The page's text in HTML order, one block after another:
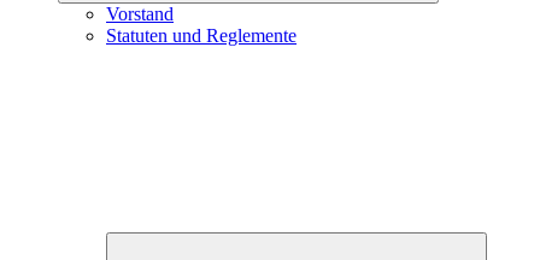
Vorstand
Statuten und Reglemente